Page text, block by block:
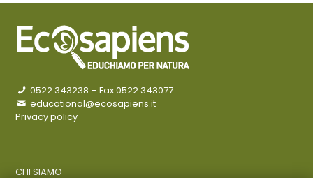
0522 343238 – Fax 0522 343077
educational@ecosapiens.it
Privacy policy
CHI SIAMO